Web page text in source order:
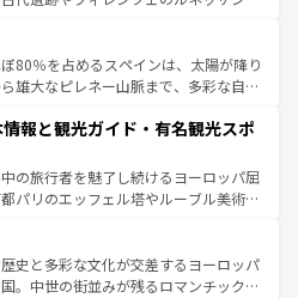
美しい田園風景やアマルフィ海岸の絶
見逃せない。観光の合間には、本場の
絶品のイタリア料理を堪能することも
アで、忘れられない旅をしてみよう！
ア情報は
80％を占めるスペインは、太陽が降り
雄大なピレネー山脈まで、多彩な自然
では、情熱的なフラメンコ、熱気あふ
味しいタパスが生活の一部となってい
の洗練された雰囲気や、バルセロナの
から、地方では古代ローマ遺跡や中世
風土や気候が異なるスペインはその個
性で訪れる人を魅了する。 なお、新着のスペイン情報は コ
してほしい。
報と観光ガイド・有名観光スポ
の旅行者を魅了し続けるヨーロッパ屈
パリのエッフェル塔やルーブル美術館
まっている。華麗な宮殿、歴史的な大
、そして豊かな自然が、訪れる者を心
、フランスは美食の国としても知ら
史と多彩な文化が交差するヨーロッパ
。中世の街並みが残るロマンチック街